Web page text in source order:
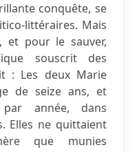
conquête, se
littéraires. Mais
et pour le sauver,
souscrit des
: Les deux Marie
de seize ans, et
année, dans
Elles ne quittaient
que munies